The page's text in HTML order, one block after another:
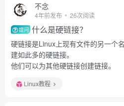
不念
4年前发布 26次阅读
提问 什么是硬链接？
硬链接是Linux上现有文件的另一个
建如此多的硬链接。
他们可以为其他硬链接创建链接。
Linux教程